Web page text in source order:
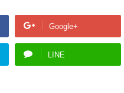
Google+
LINE